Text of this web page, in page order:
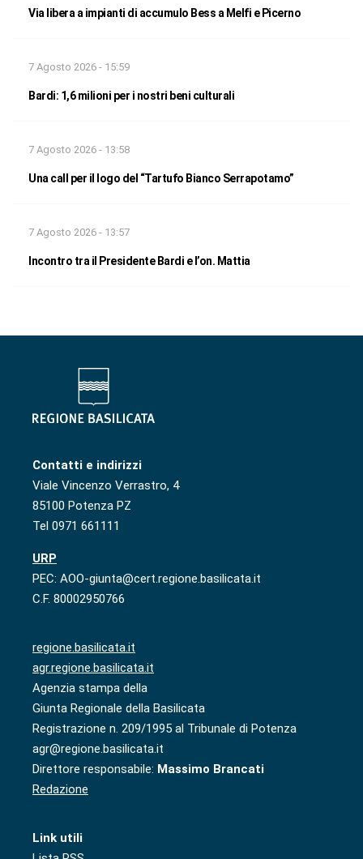
Via libera a impianti di accumulo Bess a Melfi e Picerno
7 Agosto 2026 - 15:59
Bardi: 1,6 milioni per i nostri beni culturali
7 Agosto 2026 - 13:58
Una call per il logo del “Tartufo Bianco Serrapotamo”
7 Agosto 2026 - 13:57
Incontro tra il Presidente Bardi e l’on. Mattia
Contatti e indirizzi
Viale Vincenzo Verrastro, 4
85100 Potenza PZ
Tel 0971 661111
URP
PEC: AOO-giunta@cert.regione.basilicata.it
C.F. 80002950766
regione.basilicata.it
agr.regione.basilicata.it
Agenzia stampa della
Giunta Regionale della Basilicata
Registrazione n. 209/1995 al Tribunale di Potenza
agr@regione.basilicata.it
Direttore responsabile: Massimo Brancati
Redazione
Link utili